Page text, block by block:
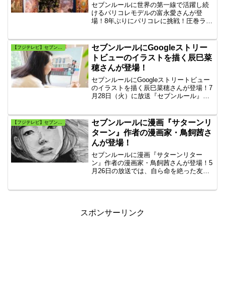
セブンルールに世界の第一線で活躍し続
けるパリコレモデルの富永愛さんが登
場！8年ぶりにパリコレに挑戦！圧巻ラン
動休止の理由とは何？富永愛の出演した
話題の映画も併せてご紹介します。
セブンルールにGoogleストリー
トビューのイラストを描く辰巳菜
穂さんが登場！
セブンルールにGoogleストリートビュー
のイラストを描く辰巳菜穂さんが登場！7
月28日（火）に放送『セブンルール』今
トリートビュー」を利用したイラストを
描くことです。
セブンルールに漫画『サターンリ
ターン』作者の漫画家・鳥飼茜さ
んが登場！
セブンルールに漫画『サターンリター
ン』作者の漫画家・鳥飼茜さんが登場！5
月26日の放送では、自ら命を絶った友人
り。
スポンサーリンク